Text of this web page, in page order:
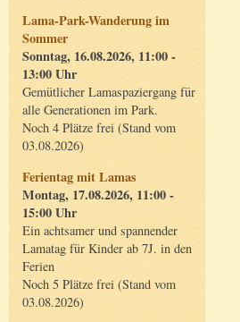
Lama-Park-Wanderung im
Sommer
Sonntag, 16.08.2026, 11:00 -
13:00 Uhr
Gemütlicher Lamaspaziergang für
alle Generationen im Park.
Noch 4 Plätze frei (Stand vom
03.08.2026)
Ferientag mit Lamas
Montag, 17.08.2026, 11:00 -
15:00 Uhr
Ein achtsamer und spannender
Lamatag für Kinder ab 7J. in den
Ferien
Noch 5 Plätze frei (Stand vom
03.08.2026)